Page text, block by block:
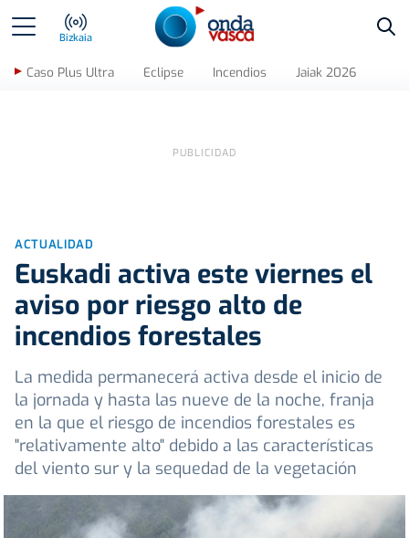
Bizkaia
Caso Plus Ultra Eclipse Incendios Jaiak 2026
ACTUALIDAD
Euskadi activa este viernes el
aviso por riesgo alto de
incendios forestales
La medida permanecerá activa desde el inicio de
la jornada y hasta las nueve de la noche, franja
en la que el riesgo de incendios forestales es
"relativamente alto" debido a las características
del viento sur y la sequedad de la vegetación